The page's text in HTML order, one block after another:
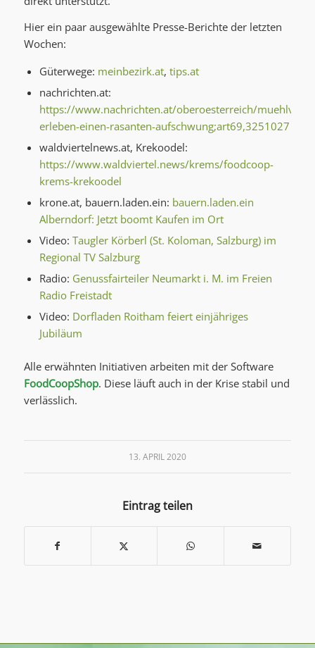
Hier ein paar ausgewählte Presse-Berichte der letzten
Wochen:
Güterwege: meinbezirk.at, tips.at
nachrichten.at:
https://www.nachrichten.at/oberoesterreich/
erleben-einen-rasanten-aufschwung;art69,3251027
waldviertelnews.at, Krekoodel:
https://www.waldviertel.news/krems/foodcoop-
krems-krekoodel
krone.at, bauern.laden.ein: bauern.laden.ein
Alberndorf: Jetzt boomt Kaufen im Ort
Video: Taugler Körberl (St. Koloman, Salzburg) im
Regional TV Salzburg
Radio: Genussfairteiler Neumarkt i. M. im Freien
Radio Freistadt
Video: Dorfladen Roitham feiert einjähriges
Jubiläum
Alle erwähnten Initiativen arbeiten mit der Software
FoodCoopShop. Diese läuft auch in der Krise stabil und
verlässlich.
13. APRIL 2020
Eintrag teilen